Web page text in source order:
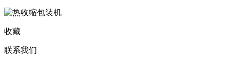
收藏
联系我们